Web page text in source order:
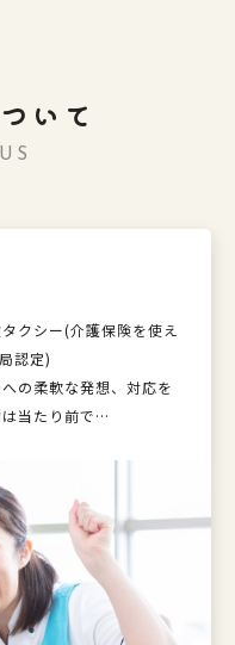
いて
クシー(介護保険を使え
認定)
の柔軟な発想、対応を
当たり前で
して行こう
小保方 隆雄（おぼか
自由に過ごすことがで
をご用意しておりま
、民間患者等搬送車等
として自信を持って働
がしっかりサポートし
クシー(介護保険を使え
認定)
の柔軟な発想、対応を
当たり前で
して行こう
小保方 隆雄（おぼか
自由に過ごすことがで
をご用意しておりま
、民間患者等搬送車等
として自信を持って働
がしっかりサポートし